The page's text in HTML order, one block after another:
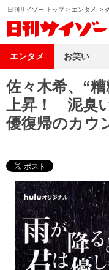
日刊サイゾー トップ> エンタメ >
佐々木希、“
上昇！ 泥臭
優復帰のカウ
エンタメ お笑い